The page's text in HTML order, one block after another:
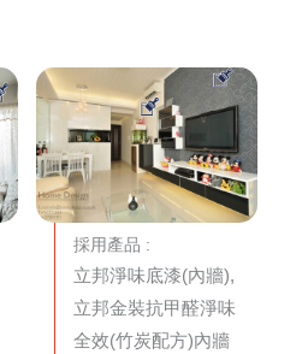
採用產品 :
立邦淨味底漆(內牆),
立邦金裝抗甲醛淨味
全效(竹炭配方)內牆